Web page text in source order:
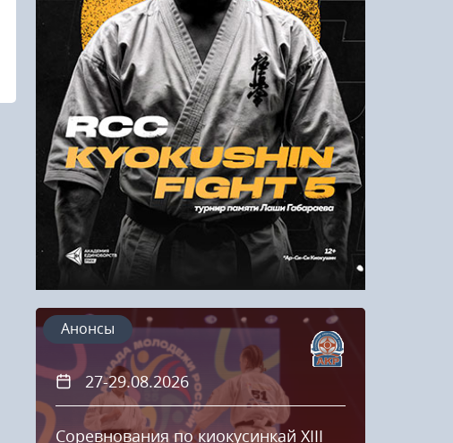
Войти
Напомнить пароль
Регистрация
27-29.08.2026
Соревнования по киокусинкай XIII
Анонсы